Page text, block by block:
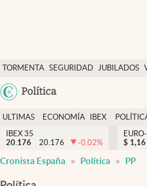
TORMENTA SEGURIDAD JUBILADOS
Política
Economía y finanzas
Política
Actualidad
Criptomonedas
España
ULTIMAS
NOTICIAS
ECONOMÍA
FINANZAS
IBEX
EURO
IBEX 35
20.176
20.176 -0.02%
$ 1,16
Cronista España Política PP